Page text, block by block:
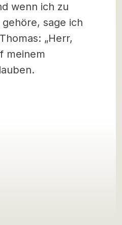
wenn ich zu
sage ich
„Herr,
meinem